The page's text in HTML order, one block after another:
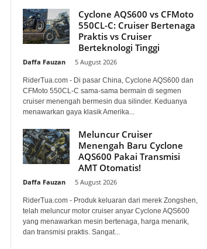
Cyclone AQS600 vs CFMoto
550CL-C: Cruiser Bertenaga
Praktis vs Cruiser
Berteknologi Tinggi
Daffa Fauzan 5 August 2026
RiderTua.com - Di pasar China, Cyclone AQS600 dan
CFMoto 550CL-C sama-sama bermain di segmen
cruiser menengah bermesin dua silinder. Keduanya
menawarkan gaya klasik Amerika...
Meluncur Cruiser
Menengah Baru Cyclone
AQS600 Pakai Transmisi
AMT Otomatis!
Daffa Fauzan 5 August 2026
RiderTua.com - Produk keluaran dari merek Zongshen,
telah meluncur motor cruiser anyar Cyclone AQS600
yang menawarkan mesin bertenaga, harga menarik,
dan transmisi praktis. Sangat...